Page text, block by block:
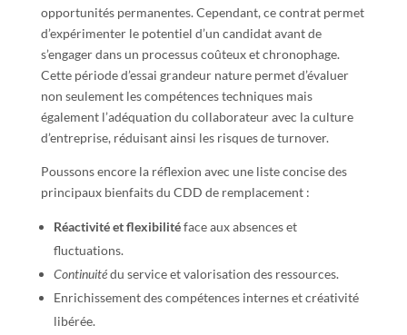
opportunités permanentes. Cependant, ce contrat permet
d’expérimenter le potentiel d’un candidat avant de
s’engager dans un processus coûteux et chronophage.
Cette période d’essai grandeur nature permet d’évaluer
non seulement les compétences techniques mais
également l’adéquation du collaborateur avec la culture
d’entreprise, réduisant ainsi les risques de turnover.
Poussons encore la réflexion avec une liste concise des
principaux bienfaits du CDD de remplacement :
Réactivité et flexibilitéface aux absences et
fluctuations.
Continuitédu service et valorisation des ressources.
Enrichissement des compétences internes et créativité
libérée.